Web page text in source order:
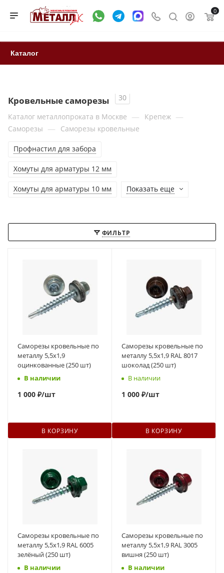
0
Каталог
Кровельные саморезы
30
Каталог металлопроката в Москве — Крепеж —
Саморезы — Саморезы кровельные
Профнастил для забора
Хомуты для арматуры 12 мм
Хомуты для арматуры 10 мм Показать еще
ФИЛЬТР
Саморезы кровельные по
металлу 5,5х1,9
оцинкованные (250 шт)
В наличии
1 000 ₽/шт
В КОРЗИНУ
Саморезы кровельные по
металлу 5,5х1,9 RAL 8017
шоколад (250 шт)
В наличии
1 000 ₽/шт
В КОРЗИНУ
Саморезы кровельные по
металлу 5,5х1,9 RAL 6005
зелёный (250 шт)
В наличии
Саморезы кровельные по
металлу 5,5х1,9 RAL 3005
вишня (250 шт)
В наличии